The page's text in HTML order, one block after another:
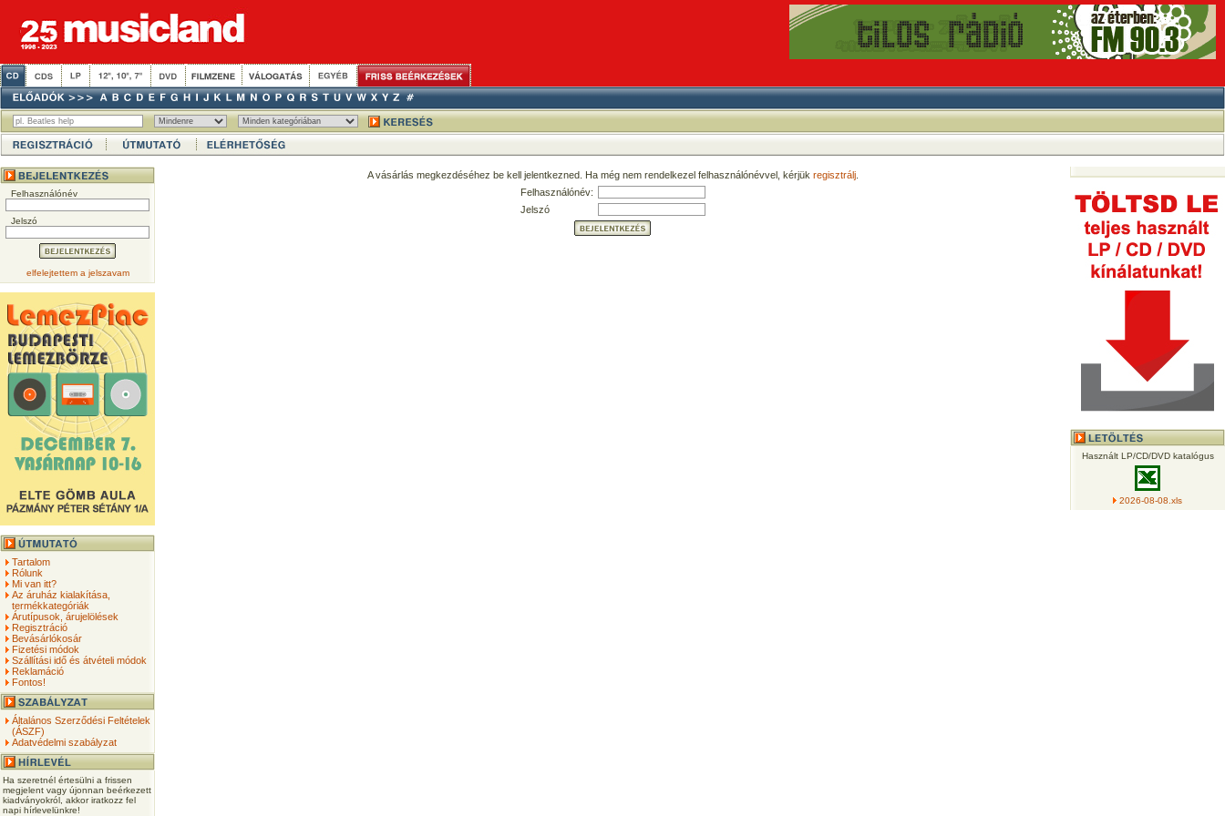
Felhasználónév
Jelszó
elfelejtettem a jelszavam
Tartalom
Rólunk
Mi van itt?
Az áruház kialakítása,
termékkategóriák
Árutípusok, árujelölések
Regisztráció
Bevásárlókosár
Fizetési módok
Szállítási idő és átvételi módok
Reklamáció
Fontos!
Általános Szerződési Feltételek
(ÁSZF)
Adatvédelmi szabályzat
Ha szeretnél értesülni a frissen
megjelent vagy újonnan beérkezett
kiadványokról, akkor iratkozz fel
napi hírlevelünkre!
A vásárlás megkezdéséhez be kell jelentkezned. Ha még nem rendelkezel felhasználónévvel, kérjük regisztrálj.
Felhasználónév:
Jelszó
Használt LP/CD/DVD katalógus
2026-08-08.xls